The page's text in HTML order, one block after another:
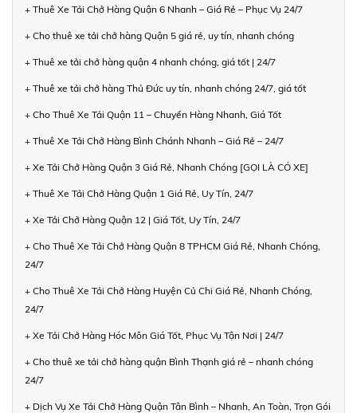
+ Thuê Xe Tải Chở Hàng Quận 6 Nhanh – Giá Rẻ – Phục Vụ 24/7
+ Cho thuê xe tải chở hàng Quận 5 giá rẻ, uy tín, nhanh chóng
+ Thuê xe tải chở hàng quận 4 nhanh chóng, giá tốt | 24/7
+ Thuê xe tải chở hàng Thủ Đức uy tín, nhanh chóng 24/7, giá tốt
+ Cho Thuê Xe Tải Quận 11 – Chuyển Hàng Nhanh, Giá Tốt
+ Thuê Xe Tải Chở Hàng Bình Chánh Nhanh – Giá Rẻ – 24/7
+ Xe Tải Chở Hàng Quận 3 Giá Rẻ, Nhanh Chóng [GỌI LÀ CÓ XE]
+ Thuê Xe Tải Chở Hàng Quận 1 Giá Rẻ, Uy Tín, 24/7
+ Xe Tải Chở Hàng Quận 12 | Giá Tốt, Uy Tín, 24/7
+ Cho Thuê Xe Tải Chở Hàng Quận 8 TPHCM Giá Rẻ, Nhanh Chóng,
24/7
+ Cho Thuê Xe Tải Chở Hàng Huyện Củ Chi Giá Rẻ, Nhanh Chóng,
24/7
+ Xe Tải Chở Hàng Hóc Môn Giá Tốt, Phục Vụ Tận Nơi | 24/7
+ Cho thuê xe tải chở hàng quận Bình Thạnh giá rẻ – nhanh chóng
24/7
+ Dịch Vụ Xe Tải Chở Hàng Quận Tân Bình – Nhanh, An Toàn, Trọn Gói